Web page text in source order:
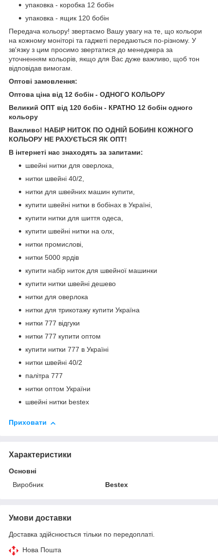
упаковка - коробка 12 бобін
упаковка - ящик 120 бобін
Передача кольору! звертаємо Вашу увагу на те, що кольори
на кожному моніторі та гаджеті передаються по-різному. У
зв'язку з цим просимо звертатися до менеджера за
уточненням кольорів, якщо для Вас дуже важливо, щоб тон
відповідав вимогам.
Оптові замовлення:
Оптова ціна від 12 бобін - ОДНОГО КОЛЬОРУ
Великий ОПТ від 120 бобін - КРАТНО 12 бобін одного
кольору
Важливо! НАБІР НИТОК ПО ОДНІЙ БОБИНІ КОЖНОГО
КОЛЬОРУ НЕ РАХУЄТЬСЯ ЯК ОПТ!
В інтернеті нас знаходять за запитами:
швейні нитки для оверлока,
нитки швейні 40/2,
нитки для швейних машин купити,
купити швейні нитки в бобінах в Україні,
купити нитки для шиття одеса,
купити швейні нитки на олх,
нитки промислові,
нитки 5000 ярдів
купити набір ниток для швейної машинки
купити нитки швейні дешево
нитки для оверлока
нитки для трикотажу купити Україна
нитки 777 відгуки
нитки 777 купити оптом
купити нитки 777 в Україні
нитки швейні 40/2
палітра 777
нитки оптом України
швейні нитки bestex
Приховати
Характеристики
Основні
Виробник
Bestex
Умови доставки
Доставка здійснюється тільки по передоплаті.
Нова Пошта